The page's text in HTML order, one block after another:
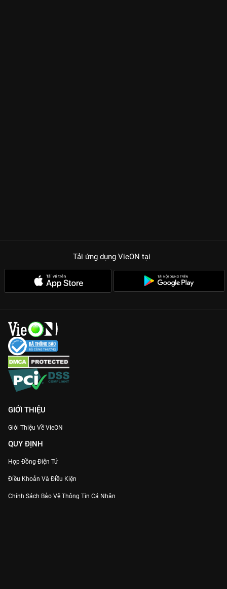
Tải ứng dụng VieON tại
GIỚI THIỆU
Giới Thiệu Về VieON
QUY ĐỊNH
Hợp Đồng Điện Tử
Điều Khoản Và Điều Kiện
Chính Sách Bảo Vệ Thông Tin Cá Nhân